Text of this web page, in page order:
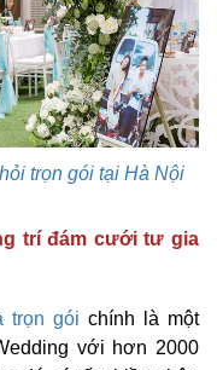
trọn gói tại Hà Nội
trí đám cưới tư gia
trọn gói chính là một
với hơn 2000